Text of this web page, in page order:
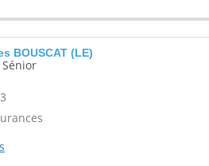
BOUSCAT (LE)